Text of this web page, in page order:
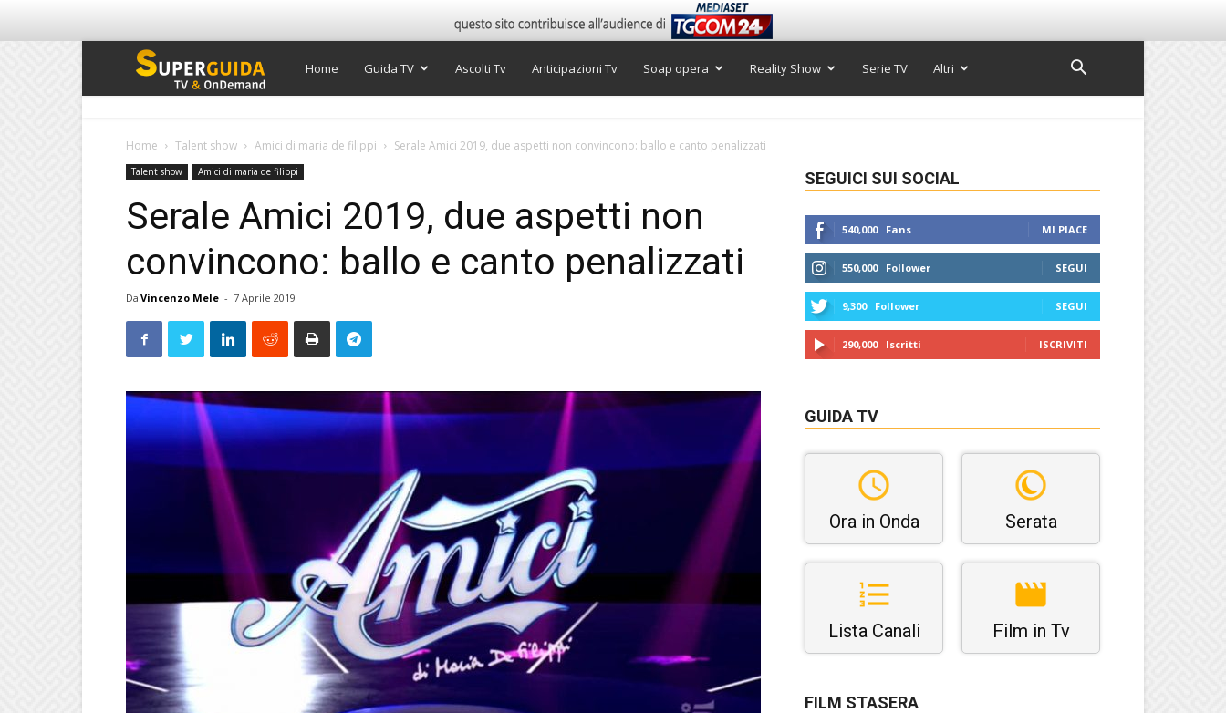
Super
TV
Home Guida TV Ascolti Tv Anticipazioni Tv Soap opera Reality Show Serie TV Altri
Home Talent show Amici di maria de filippi Serale Amici 2019, due aspetti non convincono: ballo e canto penalizzati
Talent show Amici di maria de filippi
Serale Amici 2019, due aspetti non
convincono: ballo e canto penalizzati
Da Vincenzo Mele - 7 Aprile 2019
SEGUICI SUI SOCIAL
540,000 Fans MI PIACE
550,000 Follower SEGUI
9,300 Follower SEGUI
290,000 Iscritti ISCRIVITI
GUIDA TV
Ora in Onda Serata
Lista Canali Film in Tv
FILM STASERA